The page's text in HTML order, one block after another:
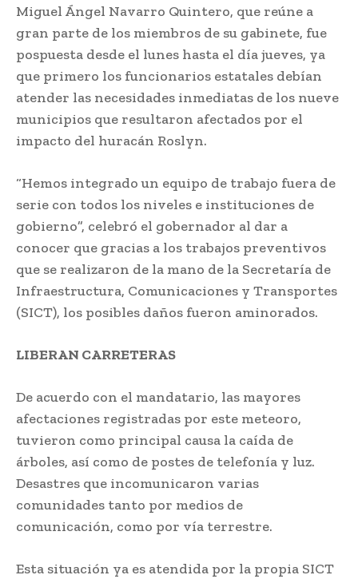
Miguel Ángel Navarro Quintero, que reúne a
gran parte de los miembros de su gabinete, fue
pospuesta desde el lunes hasta el día jueves, ya
que primero los funcionarios estatales debían
atender las necesidades inmediatas de los nueve
municipios que resultaron afectados por el
impacto del huracán Roslyn.
“Hemos integrado un equipo de trabajo fuera de
serie con todos los niveles e instituciones de
gobierno”, celebró el gobernador al dar a
conocer que gracias a los trabajos preventivos
que se realizaron de la mano de la Secretaría de
Infraestructura, Comunicaciones y Transportes
(SICT), los posibles daños fueron aminorados.
LIBERAN CARRETERAS
De acuerdo con el mandatario, las mayores
afectaciones registradas por este meteoro,
tuvieron como principal causa la caída de
árboles, así como de postes de telefonía y luz.
Desastres que incomunicaron varias
comunidades tanto por medios de
comunicación, como por vía terrestre.
Esta situación ya es atendida por la propia SICT